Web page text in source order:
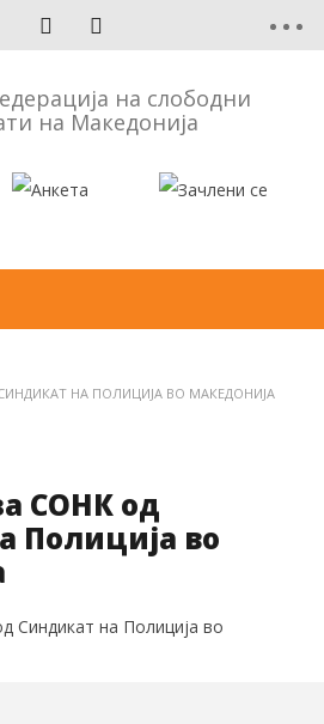
НА ПОЛИЦИЈА ВО МАКЕДОНИЈА
СОНК од
Полиција во